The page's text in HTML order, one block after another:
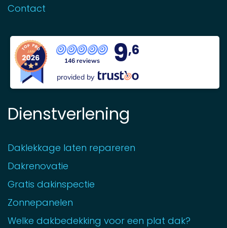
Contact
146 reviews 9,6
provided by
Dienstverlening
Daklekkage laten repareren
Dakrenovatie
Gratis dakinspectie
Zonnepanelen
Welke dakbedekking voor een plat dak?